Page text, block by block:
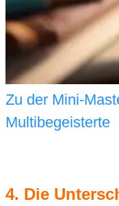
Zu der Mini-
Multibegeisterte
4. Die